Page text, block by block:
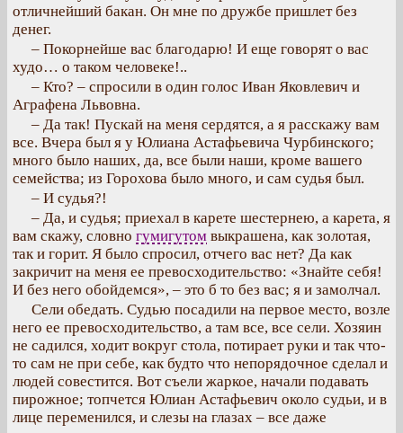
отличнейший бакан. Он мне по дружбе пришлет без
денег.
– Покорнейше вас благодарю! И еще говорят о вас
худо… о таком человеке!..
– Кто? – спросили в один голос Иван Яковлевич и
Аграфена Львовна.
– Да так! Пускай на меня сердятся, а я расскажу вам
все. Вчера был я у Юлиана Астафьевича Чурбинского;
много было наших, да, все были наши, кроме вашего
семейства; из Горохова было много, и сам судья был.
– И судья?!
– Да, и судья; приехал в карете шестернею, а карета, я
вам скажу, словно гумигутом выкрашена, как золотая,
так и горит. Я было спросил, отчего вас нет? Да как
закричит на меня ее превосходительство: «Знайте себя!
И без него обойдемся», – это б то без вас; я и замолчал.
Сели обедать. Судью посадили на первое место, возле
него ее превосходительство, а там все, все сели. Хозяин
не садился, ходит вокруг стола, потирает руки и так что-
то сам не при себе, как будто что непорядочное сделал и
людей совестится. Вот съели жаркое, начали подавать
пирожное; топчется Юлиан Астафьевич около судьи, и в
лице переменился, и слезы на глазах – все даже